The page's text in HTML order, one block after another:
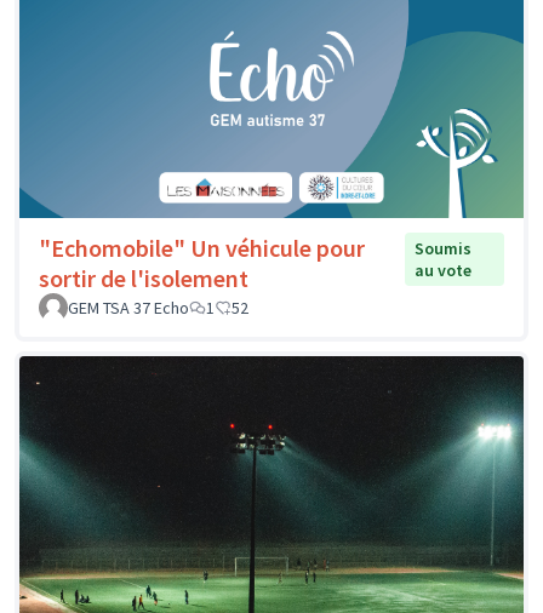
"Echomobile" Un véhicule pour
sortir de l'isolement
Soumis
au vote
GEM TSA 37 Echo
1 52